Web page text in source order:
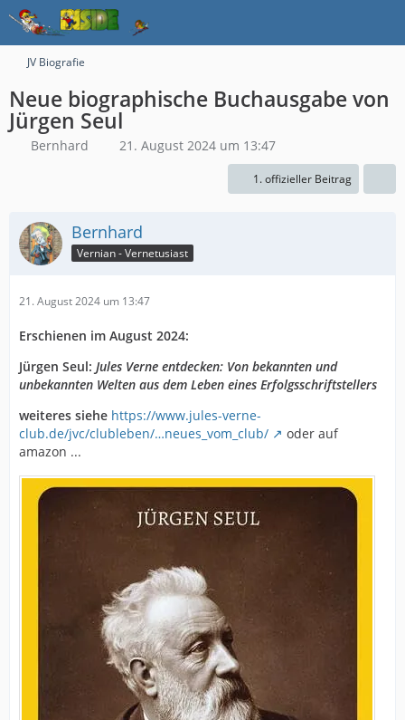
JV Biografie
Neue biographische Buchausgabe von
Jürgen Seul
Bernhard 21. August 2024 um 13:47
1. offizieller Beitrag
Bernhard
Vernian - Vernetusiast
21. August 2024 um 13:47
Erschienen im August 2024:
Jürgen Seul: Jules Verne entdecken: Von bekannten und
unbekannten Welten aus dem Leben eines Erfolgsschriftstellers
weiteres siehe https://www.jules-verne-
club.de/jvc/clubleben/…neues_vom_club/
oder auf
amazon ...